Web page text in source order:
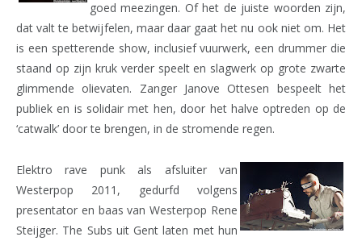
goed meezingen. Of het de juiste woorden zijn,
dat valt te betwijfelen, maar daar gaat het nu ook niet om. Het
is een spetterende show, inclusief vuurwerk, een drummer die
staand op zijn kruk verder speelt en slagwerk op grote zwarte
glimmende olievaten. Zanger Janove Ottesen bespeelt het
publiek en is solidair met hen, door het halve optreden op de
‘catwalk’ door te brengen, in de stromende regen.
Elektro rave punk als afsluiter van
Westerpop 2011, gedurfd volgens
presentator en baas van Westerpop Rene
Steijger. The Subs uit Gent laten met hun